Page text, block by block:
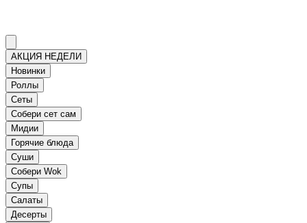
АКЦИЯ НЕДЕЛИ
Новинки
Роллы
Сеты
Собери сет сам
Мидии
Горячие блюда
Суши
Собери Wok
Супы
Салаты
Десерты